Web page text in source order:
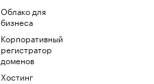
Облако для
бизнеса
Корпоративный
регистратор
доменов
Хостинг